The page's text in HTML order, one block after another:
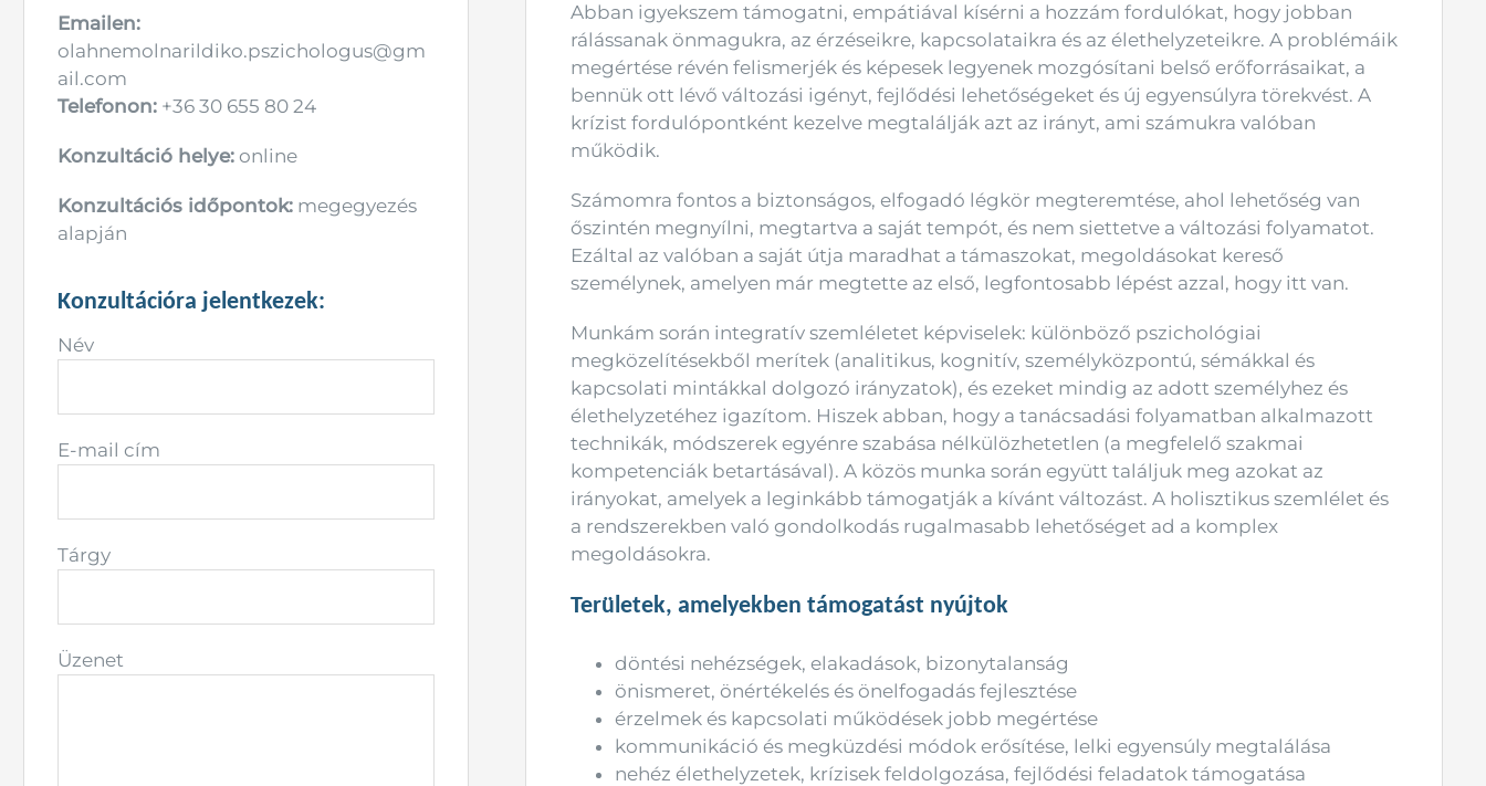
Emailen:
olahnemolnarildiko.pszichologus@gm
ail.com
Telefonon: +36 30 655 80 24
Konzultáció helye: online
Konzultációs időpontok: megegyezés
alapján
Konzultációra jelentkezek:
Név
E-mail cím
Tárgy
Üzenet
Abban igyekszem támogatni, empátiával kísérni a hozzám fordulókat, hogy jobban
rálássanak önmagukra, az érzéseikre, kapcsolataikra és az élethelyzeteikre. A problémáik
megértése révén felismerjék és képesek legyenek mozgósítani belső erőforrásaikat, a
bennük ott lévő változási igényt, fejlődési lehetőségeket és új egyensúlyra törekvést. A
krízist fordulópontként kezelve megtalálják azt az irányt, ami számukra valóban
működik.
Számomra fontos a biztonságos, elfogadó légkör megteremtése, ahol lehetőség van
őszintén megnyílni, megtartva a saját tempót, és nem siettetve a változási folyamatot.
Ezáltal az valóban a saját útja maradhat a támaszokat, megoldásokat kereső
személynek, amelyen már megtette az első, legfontosabb lépést azzal, hogy itt van.
Munkám során integratív szemléletet képviselek: különböző pszichológiai
megközelítésekből merítek (analitikus, kognitív, személyközpontú, sémákkal és
kapcsolati mintákkal dolgozó irányzatok), és ezeket mindig az adott személyhez és
élethelyzetéhez igazítom. Hiszek abban, hogy a tanácsadási folyamatban alkalmazott
technikák, módszerek egyénre szabása nélkülözhetetlen (a megfelelő szakmai
kompetenciák betartásával). A közös munka során együtt találjuk meg azokat az
irányokat, amelyek a leginkább támogatják a kívánt változást. A holisztikus szemlélet és
a rendszerekben való gondolkodás rugalmasabb lehetőséget ad a komplex
megoldásokra.
Területek, amelyekben támogatást nyújtok
döntési nehézségek, elakadások, bizonytalanság
önismeret, önértékelés és önelfogadás fejlesztése
érzelmek és kapcsolati működések jobb megértése
kommunikáció és megküzdési módok erősítése, lelki egyensúly megtalálása
nehéz élethelyzetek, krízisek feldolgozása, fejlődési feladatok támogatása